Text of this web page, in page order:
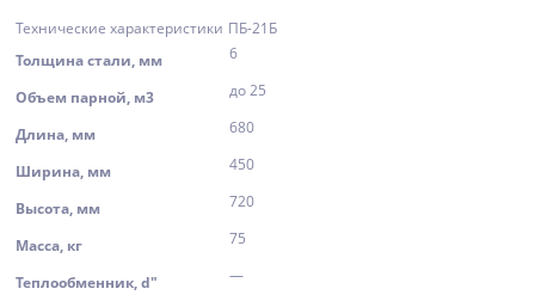
Технические характеристики ПБ-21Б
Толщина стали, мм
6
Объем парной, м3 до 25
Длина, мм 680
Ширина, мм 450
Высота, мм 720
Масса, кг 75
Теплообменник, d" —